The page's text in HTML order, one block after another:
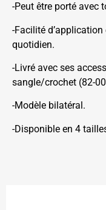
-Peut être porté avec
-Facilité
quotidien.
-Livré avec ses
sangle/crochet (82-
-Modèle bilatéral.
-Disponible en 4